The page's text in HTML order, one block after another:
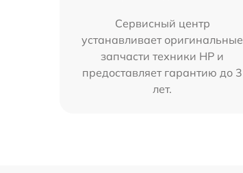
Сервисный центр
устанавливает оригинальные
запчасти техники HP и
предоставляет гарантию до 3
лет.